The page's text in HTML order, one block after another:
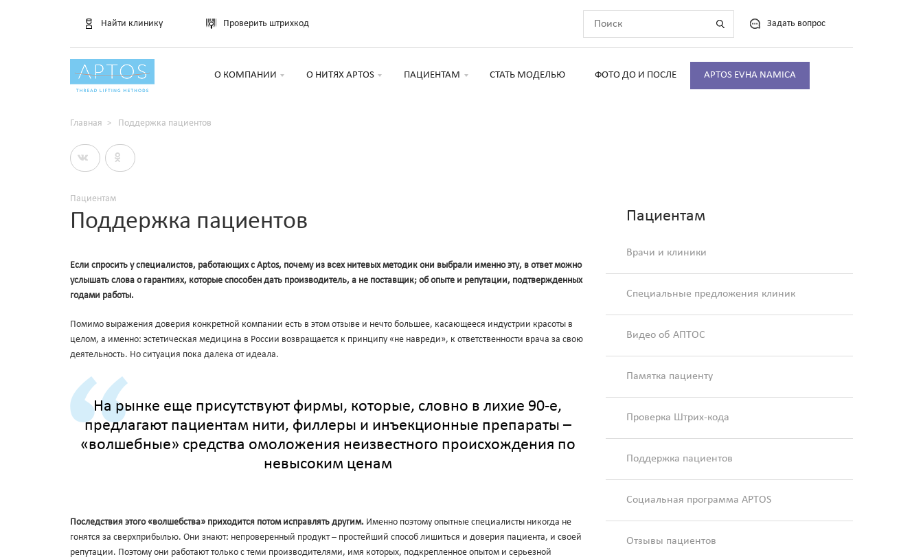
Найти клинику Проверить штрихкод Задать вопрос
О КОМПАНИИ О НИТЯХ APTOS ПАЦИЕНТАМ СТАТЬ МОДЕЛЬЮ ФОТО ДО И ПОСЛЕ APTOS EVHA NAMICA
Главная Поддержка пациентов
Пациентам
Поддержка пациентов
Если спросить у специалистов, работающих с Aptos, почему из всех нитевых методик они выбрали именно эту, в ответ можно
услышать слова о гарантиях, которые способен дать производитель, а не поставщик; об опыте и репутации, подтвержденных
годами работы.
Помимо выражения доверия конкретной компании есть в этом отзыве и нечто большее, касающееся индустрии красоты в
целом, а именно: эстетическая медицина в России возвращается к принципу «не навреди», к ответственности врача за свою
деятельность. Но ситуация пока далека от идеала.
На рынке еще присутствуют фирмы, которые, словно в лихие 90-е,
предлагают пациентам нити, филлеры и инъекционные препараты –
«волшебные» средства омоложения неизвестного происхождения по
невысоким ценам
Последствия этого «волшебства» приходится потом исправлять другим. Именно поэтому опытные специалисты никогда не
гонятся за сверхприбылью. Они знают: непроверенный продукт – простейший способ лишиться и доверия пациента, и своей
репутации. Поэтому они работают только с теми производителями, имя которых, подкрепленное опытом и серьезной
Пациентам
Врачи и клиники
Специальные предложения клиник
Видео об АПТОС
Памятка пациенту
Проверка Штрих-кода
Поддержка пациентов
Социальная программа APTOS
Отзывы пациентов